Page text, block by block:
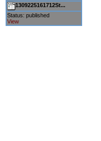
1309225161712St...
Status: published
View